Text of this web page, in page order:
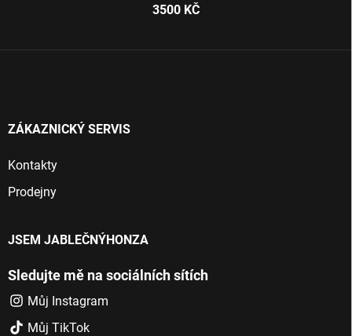
3500 KČ
ZÁKAZNICKÝ SERVIS
Kontakty
Prodejny
JSEM JABLEČNÝHONZA
Sledujte mě na sociálních sítích
Můj Instagram
Můj TikTok